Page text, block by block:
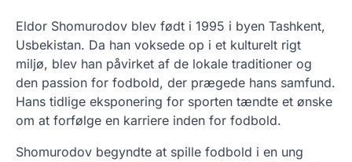
Eldor Shomurodov blev født i 1995 i byen Tashkent,
Usbekistan. Da han voksede op i et kulturelt rigt
miljø, blev han påvirket af de lokale traditioner og
den passion for fodbold, der prægede hans samfund.
Hans tidlige eksponering for sporten tændte et ønske
om at forfølge en karriere inden for fodbold.
Shomurodov begyndte at spille fodbold i en ung